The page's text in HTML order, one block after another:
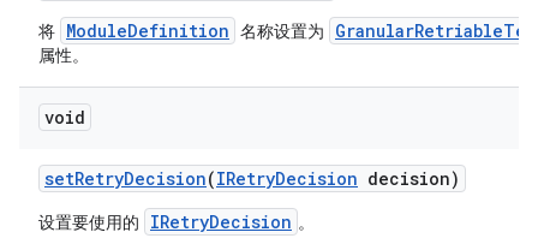
将 ModuleDefinition 名称设置为
属性。
void
setRetryDecision(IRetryDecision decision)
设置要使用的 IRetryDecision 。